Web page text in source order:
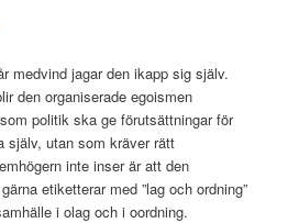
medvind jagar den ikapp sig själv.
den organiserade egoismen
politik ska ge förutsättningar för
själv, utan som kräver rätt
inte inser är att den
etiketterar med ”lag och ordning”
i olag och i oordning.